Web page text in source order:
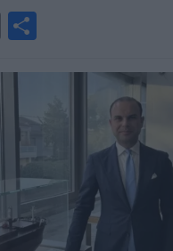
E
ai
τε
ίτ
ε